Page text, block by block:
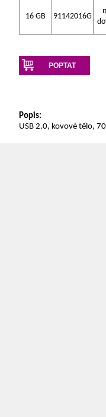
16 GB 91142016G
POPTAT
Popis:
USB 2.0, kovové tělo,